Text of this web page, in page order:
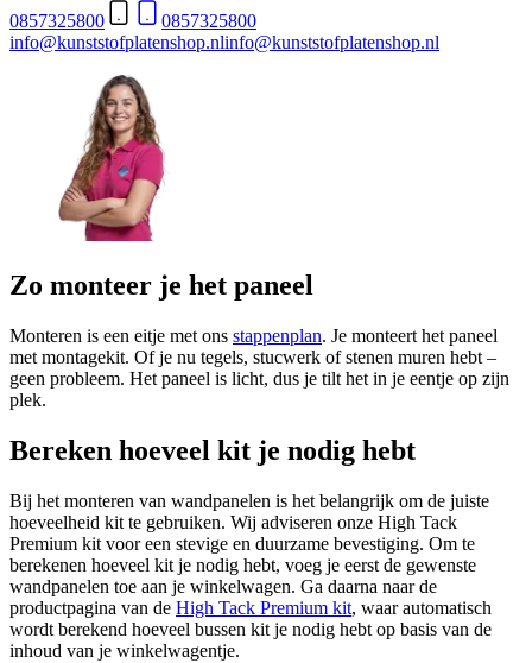
0857325800
0857325800
info@kunststofplatenshop.nlinfo@kunststofplatenshop.nl
Zo monteer je het paneel
Monteren is een eitje met ons stappenplan. Je monteert het paneel
met montagekit. Of je nu tegels, stucwerk of stenen muren hebt –
geen probleem. Het paneel is licht, dus je tilt het in je eentje op zijn
plek.
Bereken hoeveel kit je nodig hebt
Bij het monteren van wandpanelen is het belangrijk om de juiste
hoeveelheid kit te gebruiken. Wij adviseren onze High Tack
Premium kit voor een stevige en duurzame bevestiging. Om te
berekenen hoeveel kit je nodig hebt, voeg je eerst de gewenste
wandpanelen toe aan je winkelwagen. Ga daarna naar de
productpagina van de High Tack Premium kit, waar automatisch
wordt berekend hoeveel bussen kit je nodig hebt op basis van de
inhoud van je winkelwagentje.